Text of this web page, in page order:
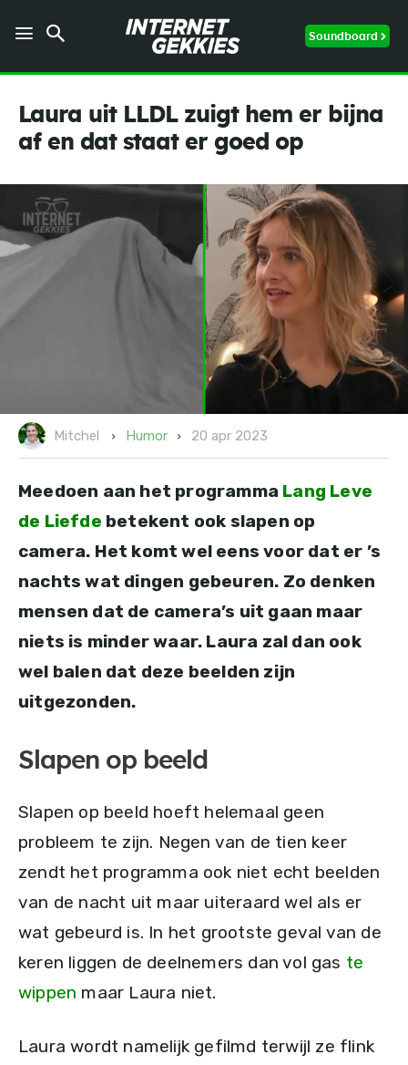
Soundboard
Laura uit LLDL zuigt hem er bijna
af en dat staat er goed op
Mitchel Humor 20 apr 2023
Meedoen aan het programma Lang Leve
de Liefde betekent ook slapen op
camera. Het komt wel eens voor dat er ’s
nachts wat dingen gebeuren. Zo denken
mensen dat de camera’s uit gaan maar
niets is minder waar. Laura zal dan ook
wel balen dat deze beelden zijn
uitgezonden.
Slapen op beeld
Slapen op beeld hoeft helemaal geen
probleem te zijn. Negen van de tien keer
zendt het programma ook niet echt beelden
van de nacht uit maar uiteraard wel als er
wat gebeurd is. In het grootste geval van de
keren liggen de deelnemers dan vol gas te
wippen maar Laura niet.
Laura wordt namelijk gefilmd terwijl ze flink